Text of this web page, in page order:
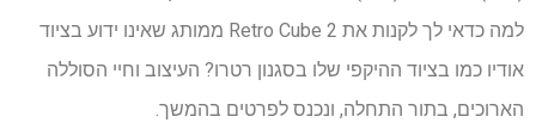
למה כדאי לך לקנות את Retro Cube 2 ממותג שאינו ידוע בציוד
אודיו כמו בציוד ההיקפי שלו בסגנון רטרו? העיצוב וחיי הסוללה
הארוכים, בתור התחלה, ונכנס לפרטים בהמשך.